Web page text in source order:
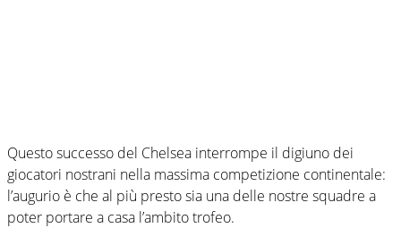
Questo successo del Chelsea interrompe il digiuno dei
giocatori nostrani nella massima competizione continentale:
l’augurio è che al più presto sia una delle nostre squadre a
poter portare a casa l’ambito trofeo.